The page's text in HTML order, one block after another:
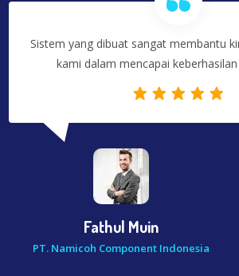
Sistem yang dibuat sangat membantu
kami dalam mencapai
Fathul Muin
PT. Namicoh Component Indonesia